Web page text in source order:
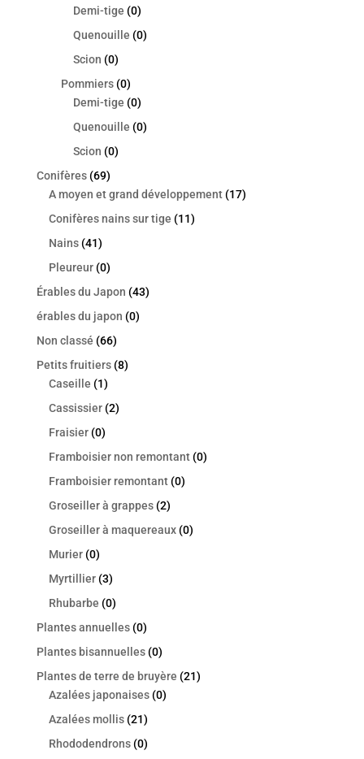
Demi-tige (0)
Quenouille (0)
Scion (0)
Pommiers (0)
Demi-tige (0)
Quenouille (0)
Scion (0)
Conifères (69)
A moyen et grand développement (17)
Conifères nains sur tige (11)
Nains (41)
Pleureur (0)
Érables du Japon (43)
érables du japon (0)
Non classé (66)
Petits fruitiers (8)
Caseille (1)
Cassissier (2)
Fraisier (0)
Framboisier non remontant (0)
Framboisier remontant (0)
Groseiller à grappes (2)
Groseiller à maquereaux (0)
Murier (0)
Myrtillier (3)
Rhubarbe (0)
Plantes annuelles (0)
Plantes bisannuelles (0)
Plantes de terre de bruyère (21)
Azalées japonaises (0)
Azalées mollis (21)
Rhododendrons (0)